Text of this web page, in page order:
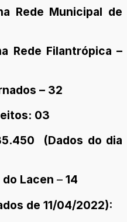
Rede Municipal de
Rede Filantrópica –
– 32
03
(Dados do dia
Lacen – 14
de 11/04/2022):